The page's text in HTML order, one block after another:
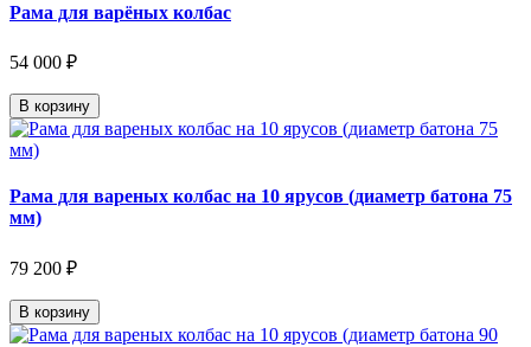
Рама для варёных колбас
54 000 ₽
В корзину
Рама для вареных колбас на 10 ярусов (диаметр батона 75
мм)
79 200 ₽
В корзину